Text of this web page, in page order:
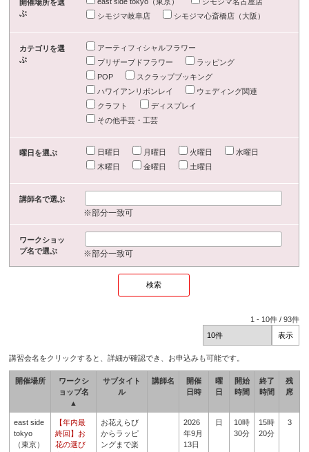
開催場所を選
ぶ
シモジマ岐阜店
シモジマ心斎橋店（大阪）
カテゴリを選
ぶ
アーティフィシャルフラワー
プリザーブドフラワー
ラッピング
POP
スクラップブッキング
ハワイアンリボンレイ
ウェディング関連
クラフト
ディスプレイ
その他手芸・工芸
曜日を選ぶ 日曜日 月曜日 火曜日
水曜日
木曜日
金曜日 土曜日
講師名で選ぶ
※部分一致可
ワークショッ
プ名で選ぶ
※部分一致可
1 - 10件 /93件
講習会名をクリックすると、詳細が確認でき、お申込みも可能です。
開催場所
ワークシ
ョップ名
▲
サブタイト
ル
講師名
開催
日時
曜
日
開始
時間
終了
時間
残
席
east side
tokyo
（東京）
【年内最
終回】お
花の選び
お花えらび
からラッピ
ングまで楽
2026
年9月
13日
日
10時
30分
15時
20分
3